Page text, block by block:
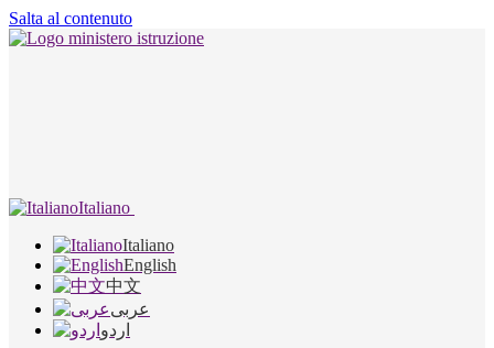
Salta al contenuto
Italiano
Italiano
English
中文
عربى
اردو